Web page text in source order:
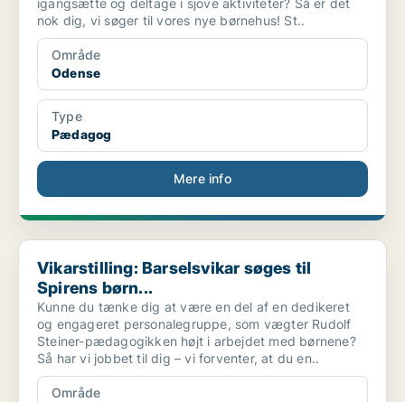
igangsætte og deltage i sjove aktiviteter? Så er det
nok dig, vi søger til vores nye børnehus! St..
Område
Odense
Type
Pædagog
Mere info
Vikarstilling: Barselsvikar søges til Spirens børn...
Vikarstilling: Barselsvikar søges til
Spirens børn...
Kunne du tænke dig at være en del af en dedikeret
og engageret personalegruppe, som vægter Rudolf
Steiner-pædagogikken højt i arbejdet med børnene?
Så har vi jobbet til dig – vi forventer, at du en..
Område